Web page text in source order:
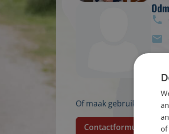
Of maak gebruik van
Contactformulier
of